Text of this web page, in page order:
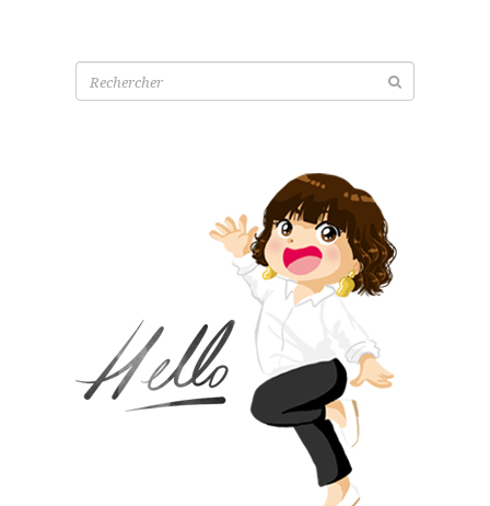
Recherche
pour: